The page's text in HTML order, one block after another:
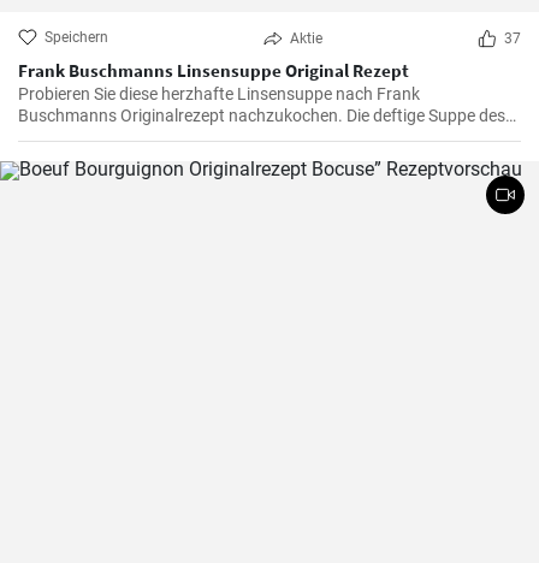
Speichern Aktie 37
Frank Buschmanns Linsensuppe Original Rezept
Probieren Sie diese herzhafte Linsensuppe nach Frank
Buschmanns Originalrezept nachzukochen. Die deftige Suppe des
Starkochs wird mit Linsen, verschiedenen Gewürzen und
Gemüsesorten zubereitet und mit Würstchenstücken angereichert.
Ein herzhaftes Familien Essen !